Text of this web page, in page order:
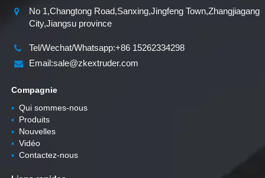
No 1,Changtong Road,Sanxing,Jingfeng Town,Zhangjiagang
City,Jiangsu province
Tel/Wechat/Whatsapp:+86 15262334298
Email:sale@zkextruder.com
Compagnie
▪Qui sommes-nous
▪Produits
▪Nouvelles
▪Vidéo
▪Contactez-nous